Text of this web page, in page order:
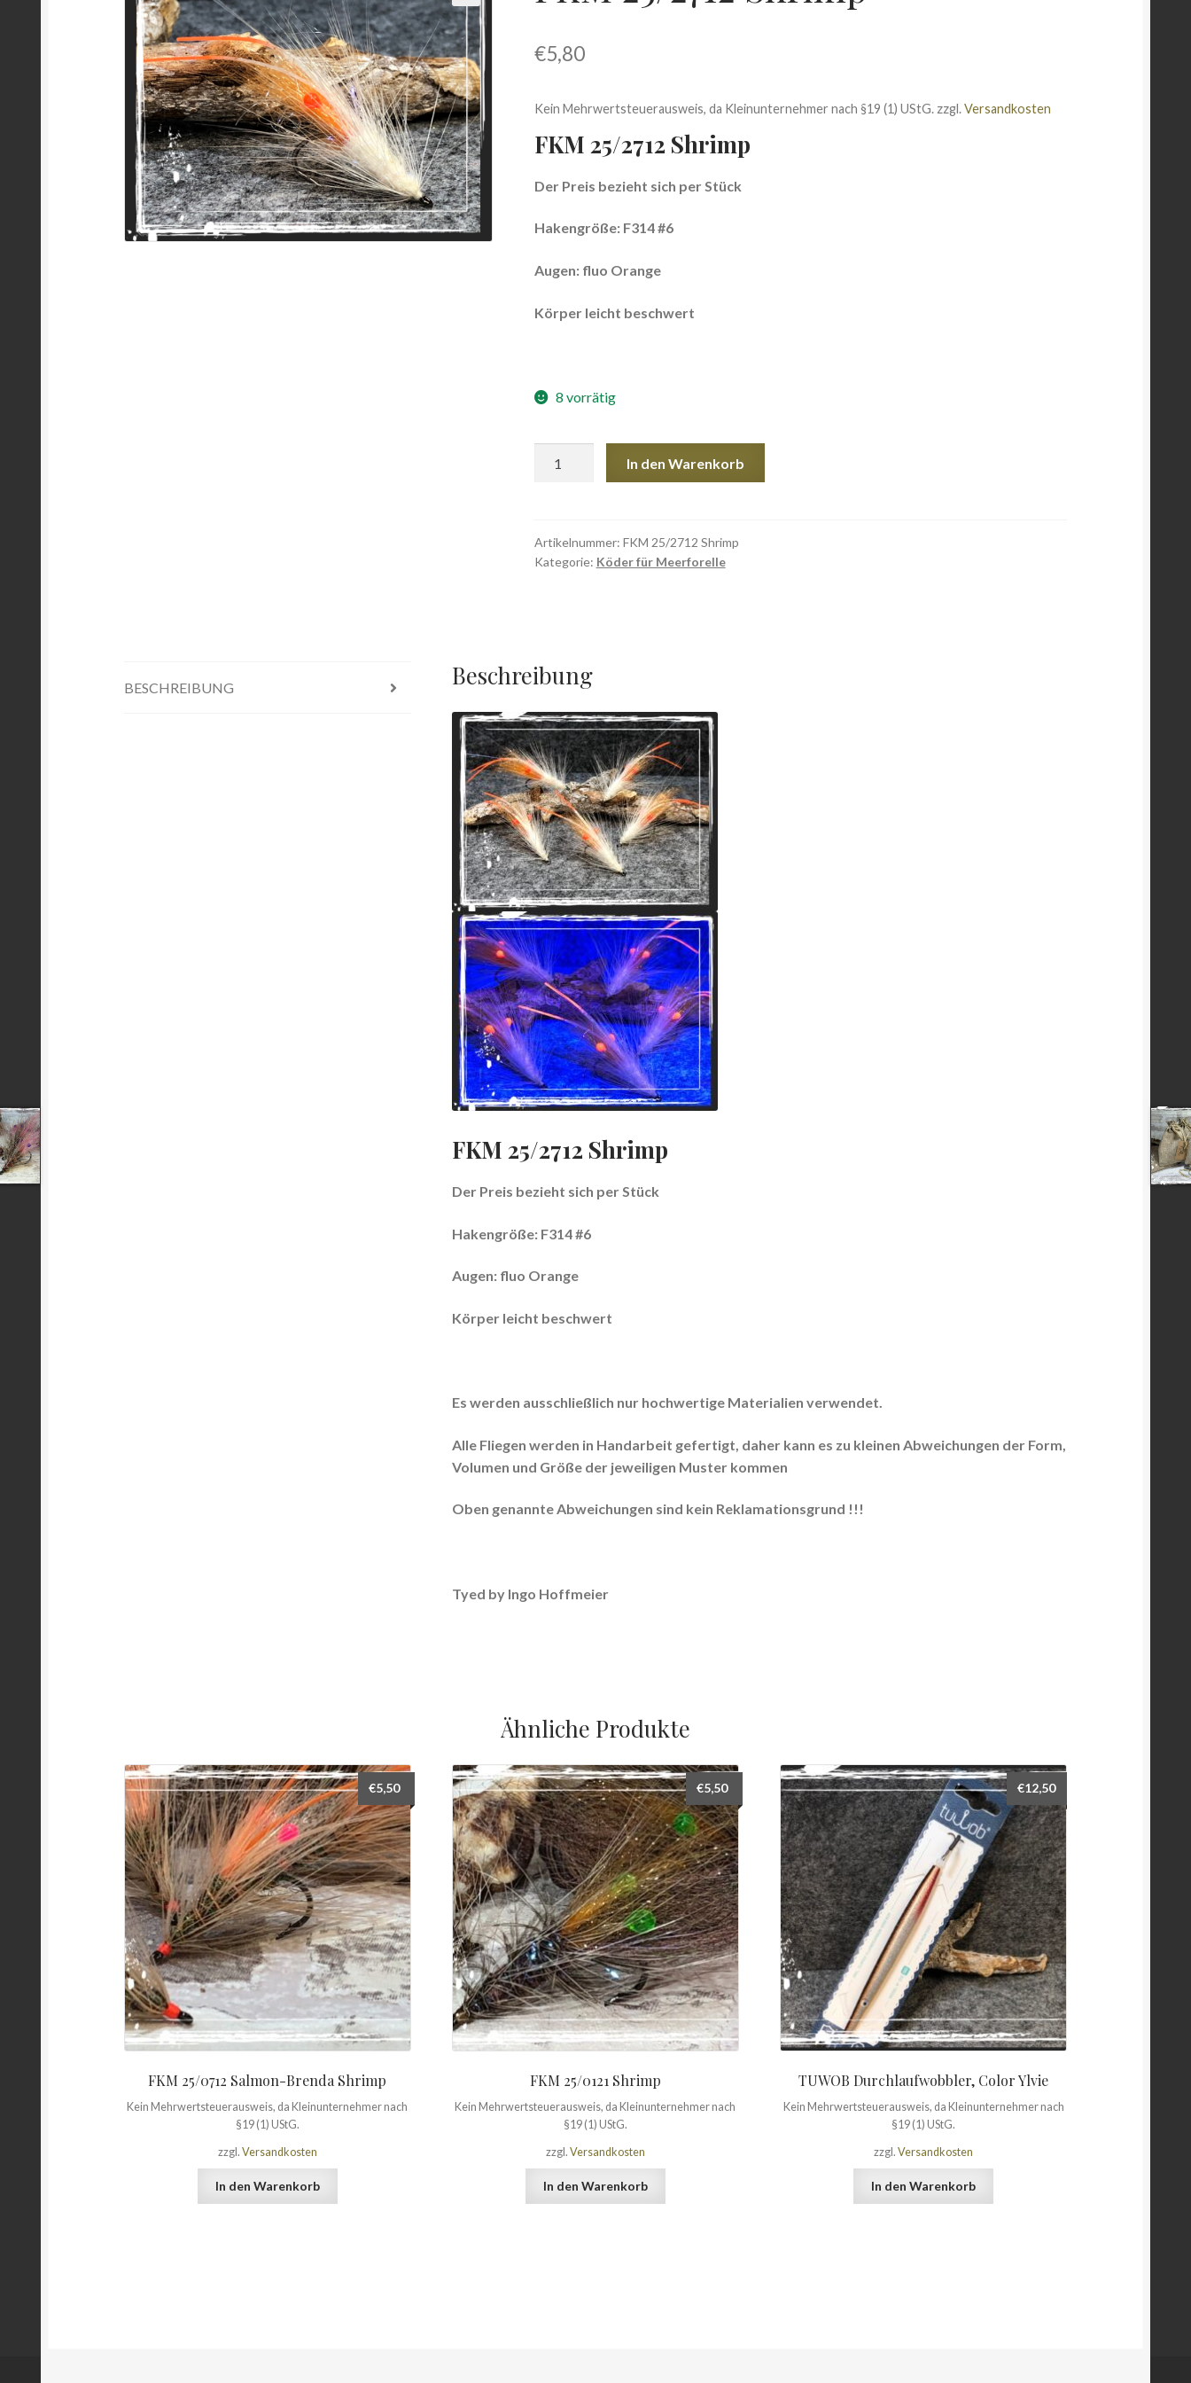
€5,80
Kein Mehrwertsteuerausweis, da Kleinunternehmer nach §19 (1) UStG. zzgl.Versandkosten
FKM 25/2712 Shrimp
Der Preis bezieht sich per Stück
Hakengröße: F314 #6
Augen: fluo Orange
Körper leicht beschwert
8 vorrätig
In den Warenkorb
Artikelnummer: FKM 25/2712 Shrimp
Kategorie: Köder für Meerforelle
BESCHREIBUNG Beschreibung
FKM 25/2712 Shrimp
Der Preis bezieht sich per Stück
Hakengröße: F314 #6
Augen: fluo Orange
Körper leicht beschwert
Es werden ausschließlich nur hochwertige Materialien verwendet.
Alle Fliegen werden in Handarbeit gefertigt, daher kann es zu kleinen Abweichungen der Form,
Volumen und Größe der jeweiligen Muster kommen
Oben genannte Abweichungen sind kein Reklamationsgrund !!!
Tyed by Ingo Hoffmeier
Ähnliche Produkte
FKM 25/0712 Salmon-Brenda Shrimp
€5,50
Kein Mehrwertsteuerausweis, da Kleinunternehmer nach
§19 (1) UStG.
zzgl. Versandkosten
In den Warenkorb
FKM 25/0121 Shrimp
€5,50
Kein Mehrwertsteuerausweis, da Kleinunternehmer nach
§19 (1) UStG.
zzgl. Versandkosten
In den Warenkorb
TUWOB Durchlaufwobbler, Color Ylvie
€12,50
Kein Mehrwertsteuerausweis, da Kleinunternehmer nach
§19 (1) UStG.
zzgl.Versandkosten
In den Warenkorb